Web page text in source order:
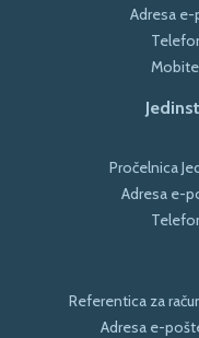
Adresa
Pročelnica
Adresa e-
Referentica za
Adresa e-